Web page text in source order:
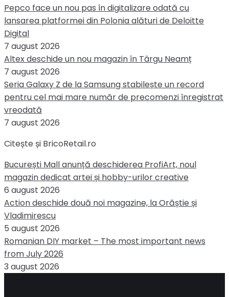
Pepco face un nou pas în digitalizare odată cu
lansarea platformei din Polonia alături de Deloitte
Digital
7 august 2026
Altex deschide un nou magazin în Târgu Neamț
7 august 2026
Seria Galaxy Z de la Samsung stabilește un record
pentru cel mai mare număr de precomenzi înregistrat
vreodată
7 august 2026
Citește și BricoRetail.ro
București Mall anunță deschiderea ProfiArt, noul
magazin dedicat artei și hobby-urilor creative
6 august 2026
Action deschide două noi magazine, la Orăștie și
Vladimirescu
5 august 2026
Romanian DIY market – The most important news
from July 2026
3 august 2026